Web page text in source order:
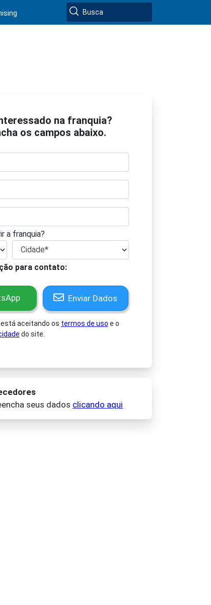
na franquia?
os campos abaixo.
a franquia?
para contato:
Enviar Dados
está aceitando os termos de uso e o
do site.
seus dados clicando aqui